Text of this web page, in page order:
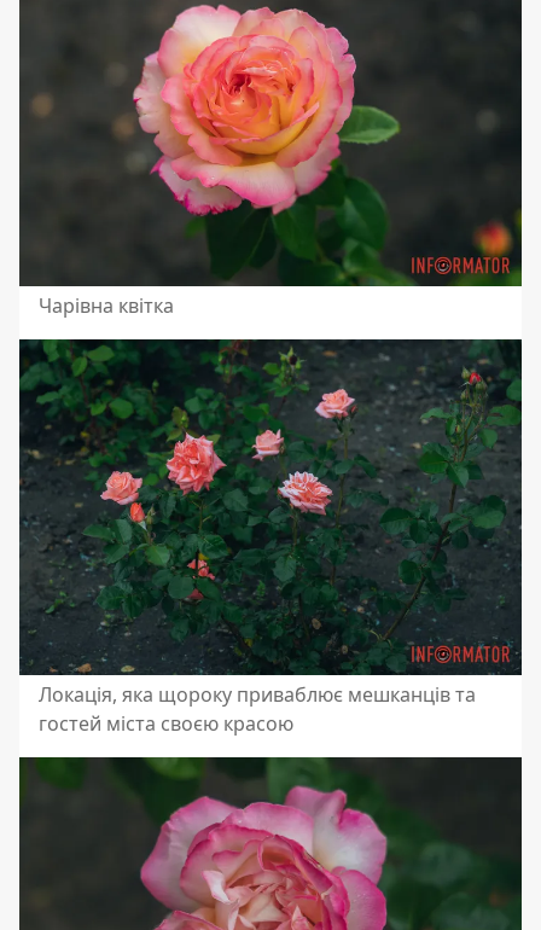
Чарівна квітка
Локація, яка щороку приваблює мешканців та
гостей міста своєю красою